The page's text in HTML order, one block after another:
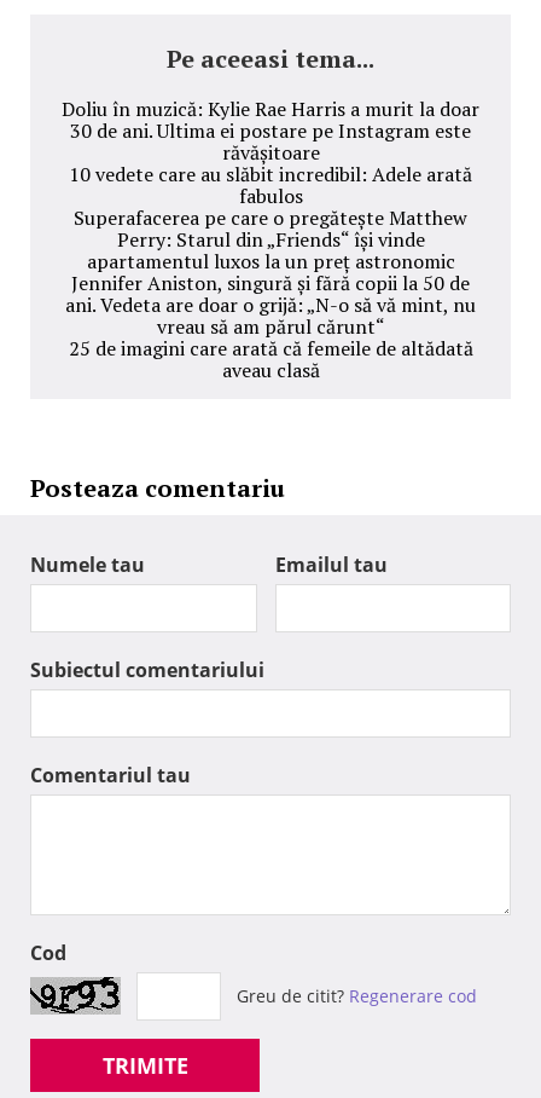
Pe aceeasi tema...
Doliu în muzică: Kylie Rae Harris a murit la doar
30 de ani. Ultima ei postare pe Instagram este
răvășitoare
10 vedete care au slăbit incredibil: Adele arată
fabulos
Superafacerea pe care o pregătește Matthew
Perry: Starul din „Friends“ își vinde
apartamentul luxos la un preț astronomic
Jennifer Aniston, singură și fără copii la 50 de
ani. Vedeta are doar o grijă: „N-o să vă mint, nu
vreau să am părul cărunt“
25 de imagini care arată că femeile de altădată
aveau clasă
Posteaza comentariu
Numele tau Emailul tau
Subiectul comentariului
Comentariul tau
Cod
Greu de citit? Regenerare cod
TRIMITE